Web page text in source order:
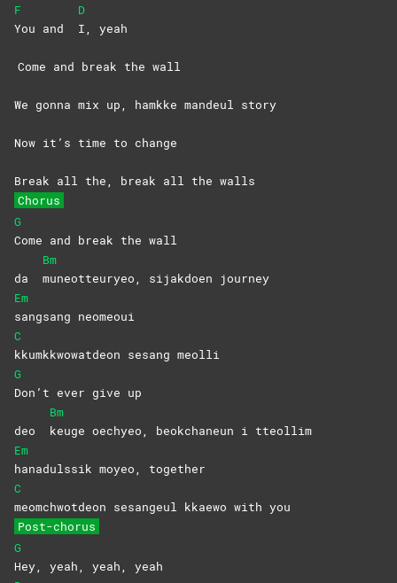
F
You and
D
I, yeah
Come and break the wall
We gonna mix up, hamkke mandeul story
Now it’s time to change
Break all the, break all the walls
Chorus
G
Come and break the wall
da
Bm
muneotteuryeo, sijakdoen journey
Em
sangsang neomeoui
C
kkumkkwowatdeon sesang meolli
G
Don’t ever give up
deo
Bm
keuge oechyeo, beokchaneun i tteollim
Em
hanadulssik moyeo, together
C
meomchwotdeon sesangeul kkaewo with you
Post-chorus
G
Hey, yeah, yeah, yeah